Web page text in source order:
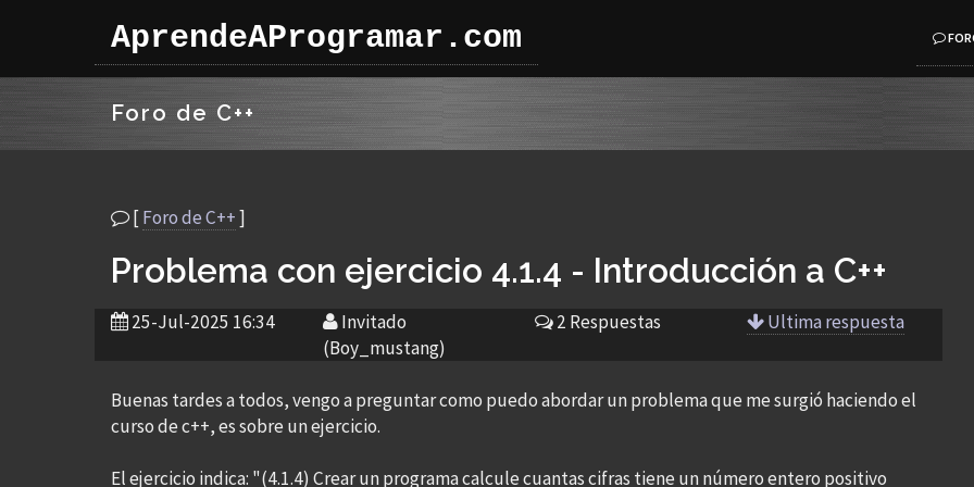
AprendeAProgramar.com
Foro de C++
[Foro de C++]
Problema con ejercicio 4.1.4 - Introducción a C++
25-Jul-2025 16:34
Invitado
(Boy_mustang)
2 Respuestas Ultima respuesta
Buenas tardes a todos, vengo a preguntar como puedo abordar un problema que me surgió haciendo el
curso de c++, es sobre un ejercicio.
El ejercicio indica: "(4.1.4) Crear un programa calcule cuantas cifras tiene un número entero positivo